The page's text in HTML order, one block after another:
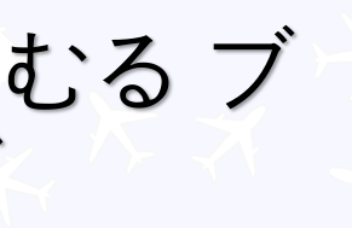
る ブ